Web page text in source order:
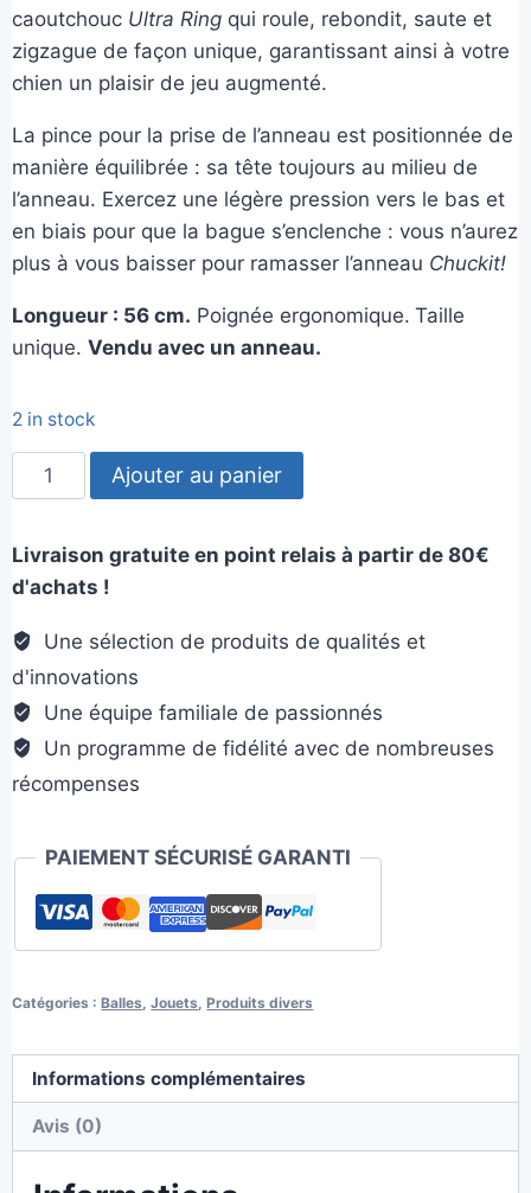
caoutchouc Ultra Ring qui roule, rebondit, saute et
zigzague de façon unique, garantissant ainsi à votre
chien un plaisir de jeu augmenté.
La pince pour la prise de l’anneau est positionnée de
manière équilibrée : sa tête toujours au milieu de
l’anneau. Exercez une légère pression vers le bas et
en biais pour que la bague s’enclenche : vous n’aurez
plus à vous baisser pour ramasser l’anneau Chuckit!
Longueur : 56 cm. Poignée ergonomique. Taille
unique.Vendu avec un anneau.
2 in stock
quantité
de
anneau
chuckit
Ajouter au panier
Livraison gratuite en point relais à partir de 80€
d'achats !
Une sélection de produits de qualités et
d'innovations
Une équipe familiale de passionnés
Un programme de fidélité avec de nombreuses
récompenses
PAIEMENT SÉCURISÉ GARANTI
Catégories :Balles,Jouets,Produits divers
Informations complémentaires
Avis (0)